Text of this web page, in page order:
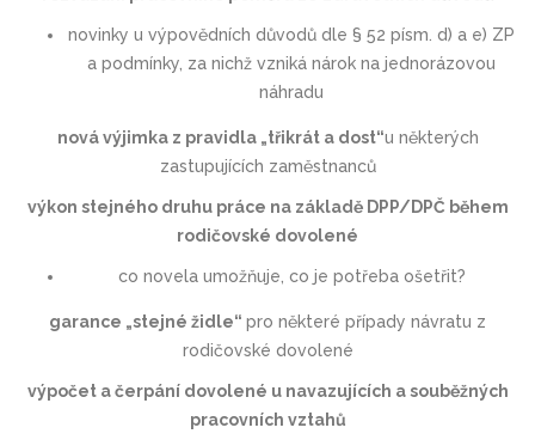
novinky u výpovědních důvodů dle § 52 písm. d) a e) ZP
a podmínky, za nichž vzniká nárok na jednorázovou
náhradu
nová výjimka z pravidla „třikrát a dost“u některých
zastupujících zaměstnanců
výkon stejného druhu práce na základě DPP/DPČ během
rodičovské dovolené
co novela umožňuje, co je potřeba ošetřit?
garance „stejné židle“ pro některé případy návratu z
rodičovské dovolené
výpočet a čerpání dovolené u navazujících a souběžných
pracovních vztahů